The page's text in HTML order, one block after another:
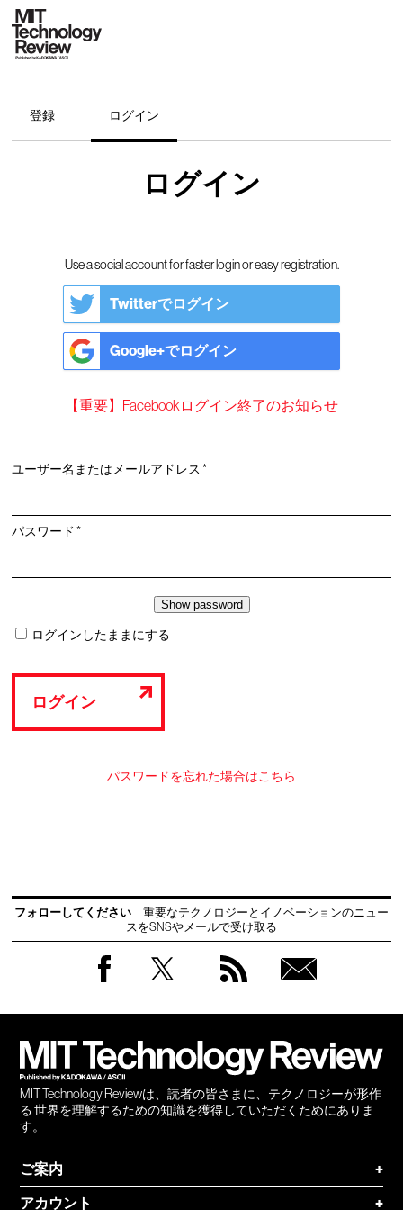
登録 ログイン
ログイン
Use a social account for faster login or easy registration.
Twitterでログイン
Google+でログイン
【重要】Facebookログイン終了のお知らせ
ユーザー名またはメールアドレス*必
パスワード*必
ログインしたままにする
ログイン
パスワードを忘れた場合はこちら
フォローしてください
重要なテクノロジーとイノベーションのニュー
スをSNSやメールで受け取る
MIT Technology Reviewは、読者の皆さまに、テクノロジーが形作
る 世界を理解するための知識を獲得していただくためにありま
す。
ご案内
+
アカウント
+